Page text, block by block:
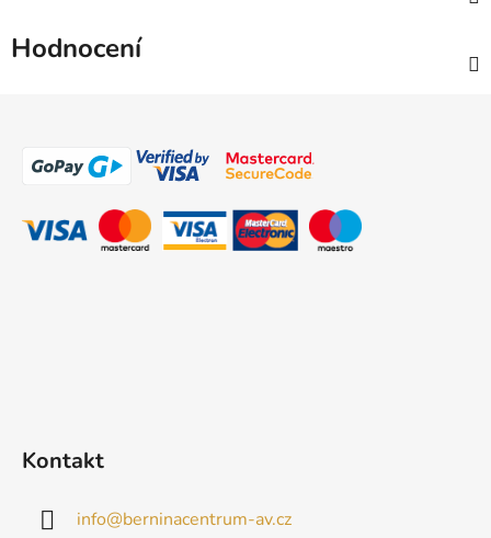
Hodnocení
Kontakt
info@berninacentrum-av.cz